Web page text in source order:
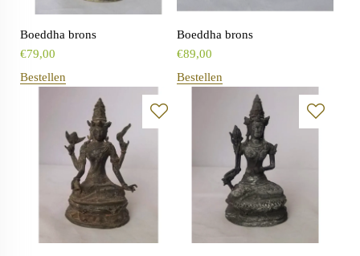
Boeddha brons
€79,00
Bestellen
Boeddha brons
€89,00
Bestellen